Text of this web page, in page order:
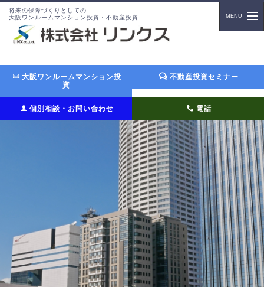
将来の保障づくりとしての
大阪ワンルームマンション投資・不動産投資
大阪ワンルームマンション投
資
不動産投資セミナー
個別相談・お問い合わせ 電話